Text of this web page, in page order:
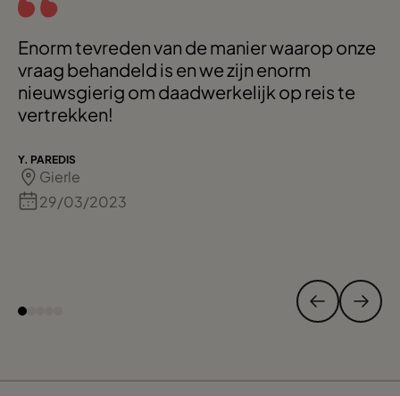
Enorm tevreden van de manier waarop onze
vraag behandeld is en we zijn enorm
nieuwsgierig om daadwerkelijk op reis te
vertrekken!
Y. PAREDIS
Gierle
29/03/2023